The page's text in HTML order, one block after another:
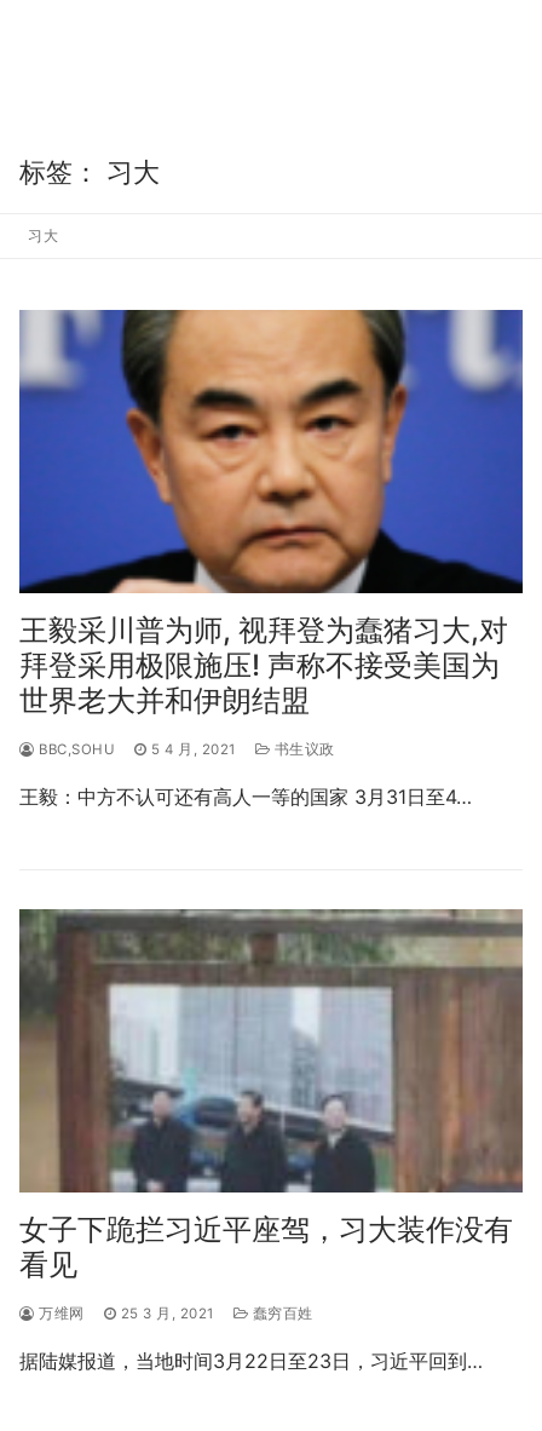
标签： 习大
习大
王毅采川普为师, 视拜登为蠢猪习大,对
拜登采用极限施压! 声称不接受美国为
世界老大并和伊朗结盟
BBC,SOHU 5 4 月, 2021 书生议政
王毅：中方不认可还有高人一等的国家 3月31日至4…
女子下跪拦习近平座驾，习大装作没有
看见
万维网 25 3 月, 2021 蠢穷百姓
据陆媒报道，当地时间3月22日至23日，习近平回到…